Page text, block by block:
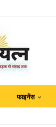
फाइनेंस